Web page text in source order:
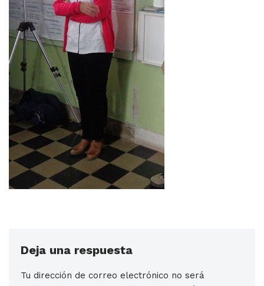
Deja una respuesta
Tu dirección de correo electrónico no será